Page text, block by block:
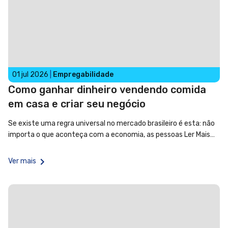
01 jul 2026 Empregabilidade
Como ganhar dinheiro vendendo comida
em casa e criar seu negócio
Se existe uma regra universal no mercado brasileiro é esta: não
importa o que aconteça com a economia, as pessoas Ler Mais…
Ver mais